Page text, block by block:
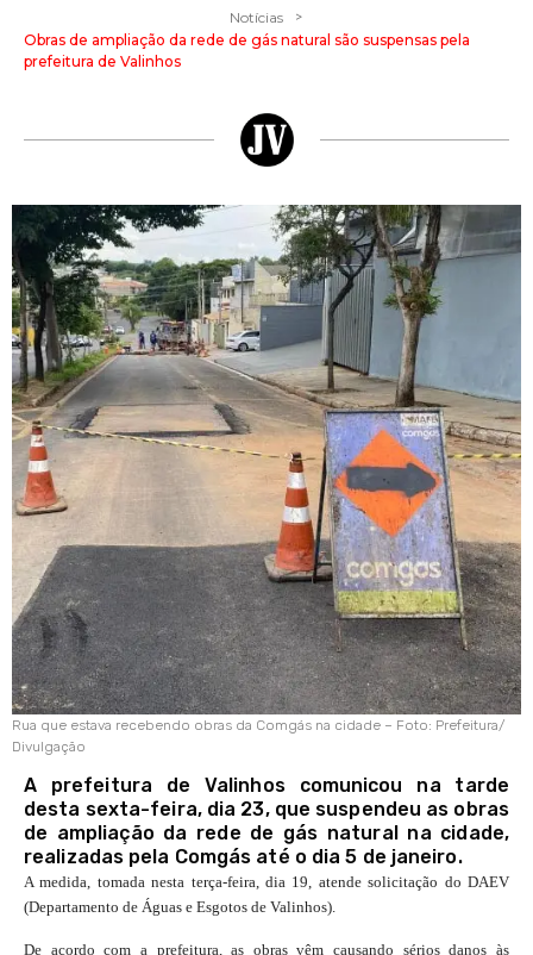
Notícias >
Obras de ampliação da rede de gás natural são suspensas pela
prefeitura de Valinhos
Rua que estava recebendo obras da Comgás na cidade – Foto: Prefeitura/
Divulgação
A prefeitura de Valinhos comunicou na tarde
desta sexta-feira, dia 23, que suspendeu as obras
de ampliação da rede de gás natural na cidade,
realizadas pela Comgás até o dia 5 de janeiro.
A medida, tomada nesta terça-feira, dia 19, atende solicitação do DAEV
(Departamento de Águas e Esgotos de Valinhos).
De acordo com a prefeitura, as obras vêm causando sérios danos às